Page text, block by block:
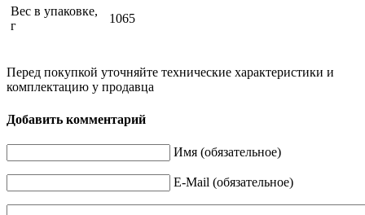
Вес в упаковке,
г
1065
Перед покупкой уточняйте технические характеристики и
комплектацию у продавца
Добавить комментарий
Имя (обязательное)
E-Mail (обязательное)